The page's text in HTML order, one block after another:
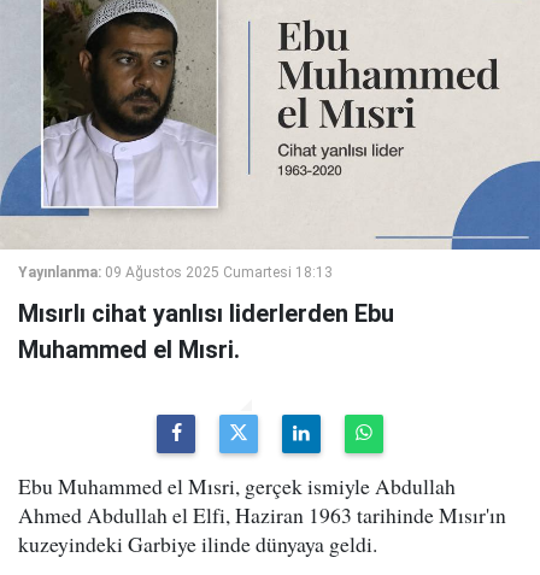
Yayınlanma: 09 Ağustos 2025 Cumartesi 18:13
Mısırlı cihat yanlısı liderlerden Ebu
Muhammed el Mısri.
Ebu Muhammed el Mısri, gerçek ismiyle Abdullah
Ahmed Abdullah el Elfi, Haziran 1963 tarihinde Mısır'ın
kuzeyindeki Garbiye ilinde dünyaya geldi.